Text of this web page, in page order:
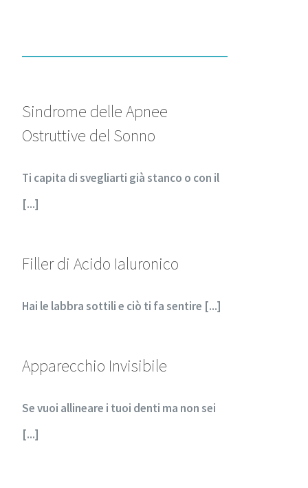
Sindrome delle Apnee
Ostruttive del Sonno
Ti capita di svegliarti già stanco o con il
[...]
Filler di Acido Ialuronico
Hai le labbra sottili e ciò ti fa sentire [...]
Apparecchio Invisibile
Se vuoi allineare i tuoi denti ma non sei
[...]